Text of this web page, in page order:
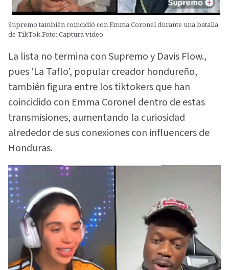
Supremo también coincidió con Emma Coronel durante una batalla
de TikTok.Foto: Captura video
La lista no termina con Supremo y Davis Flow.,
pues 'La Taflo', popular creador hondureño,
también figura entre los tiktokers que han
coincidido con Emma Coronel dentro de estas
transmisiones, aumentando la curiosidad
alrededor de sus conexiones con influencers de
Honduras.